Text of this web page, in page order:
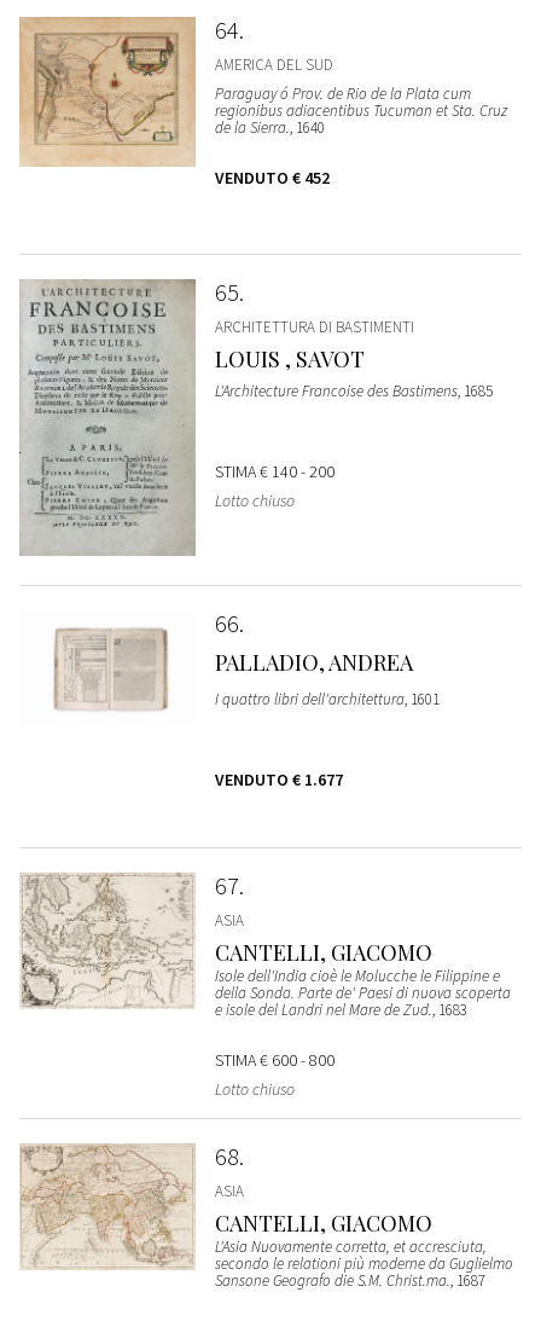
64
AMERICA DEL SUD
Paraguay ó Prov. de Rio de la Plata cum
regionibus adiacentibus Tucuman et Sta. Cruz
de la Sierra., 1640
VENDUTO € 452
65
ARCHITETTURA DI BASTIMENTI
LOUIS , SAVOT
L'Architecture Francoise des Bastimens, 1685
STIMA€ 140 - 200
Lotto chiuso
66
PALLADIO, ANDREA
I quattro libri dell'architettura, 1601
VENDUTO € 1.677
67
ASIA
CANTELLI, GIACOMO
Isole dell'India cioè le Molucche le Filippine e
della Sonda. Parte de' Paesi di nuova scoperta
e isole del Landri nel Mare de Zud., 1683
STIMA€ 600 - 800
Lotto chiuso
68
ASIA
CANTELLI, GIACOMO
L'Asia Nuovamente corretta, et accresciuta,
secondo le relationi più moderne da Guglielmo
Sansone Geografo die S.M. Christ.ma., 1687